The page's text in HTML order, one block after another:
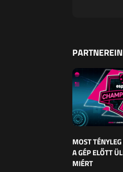
MOST
A GÉP ELŐTT
MIÉRT